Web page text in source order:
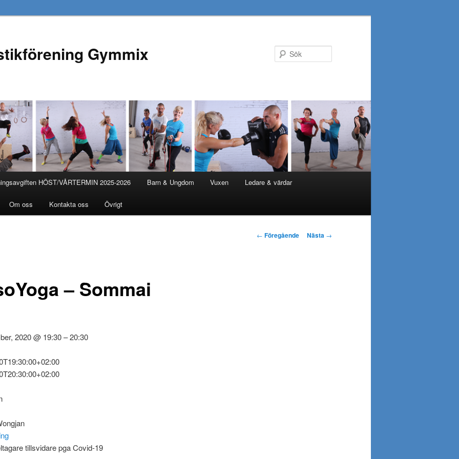
Gymmix
HÖST/VÅRTERMIN 2025-2026 Barn & Ungdom Vuxen Ledare & värdar
Om oss Kontakta oss Övrigt
Inläggsnavigering
← Föregående Nästa →
– Sommai
2020 @ 19:30 – 20:30
tillsvidare pga Covid-19